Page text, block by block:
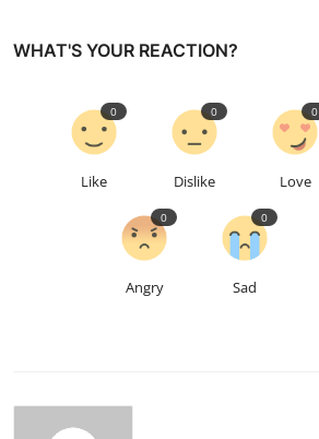
WHAT'S YOUR REACTION?
Like
0
Dislike
0
Love
0
Angry
0
Sad
0